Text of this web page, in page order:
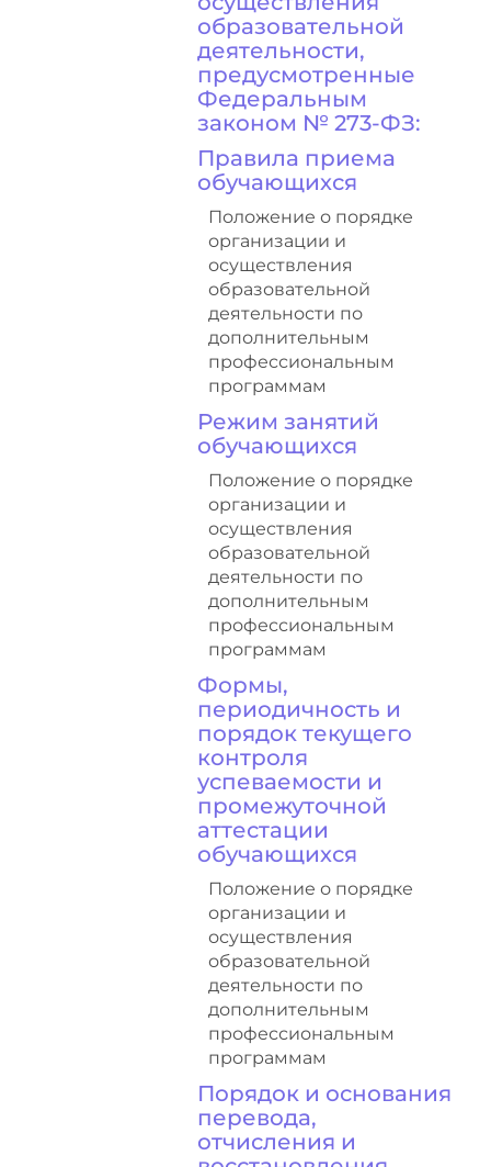
образовательной
деятельности,
предусмотренные
Федеральным
законом № 273-ФЗ:
Правила приема
обучающихся
Положение о порядке
организации и
осуществления
образовательной
деятельности по
дополнительным
профессиональным
программам
Режим занятий
обучающихся
Положение о порядке
организации и
осуществления
образовательной
деятельности по
дополнительным
профессиональным
программам
Формы,
периодичность и
порядок текущего
контроля
успеваемости и
промежуточной
аттестации
обучающихся
Положение о порядке
организации и
осуществления
образовательной
деятельности по
дополнительным
профессиональным
программам
Порядок и основания
перевода,
отчисления и